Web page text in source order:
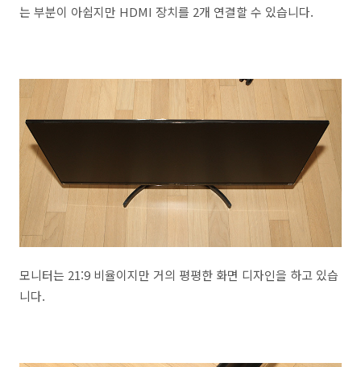
는 부분이 아쉽지만 HDMI 장치를 2개 연결할 수 있습니다.
모니터는 21:9 비율이지만 거의 평평한 화면 디자인을 하고 있습
니다.